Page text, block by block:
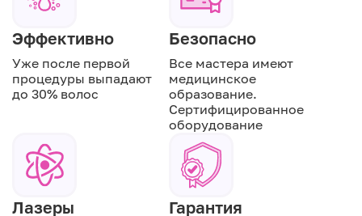
Эффективно
Уже после первой
процедуры выпадают
до 30% волос
Безопасно
Все мастера имеют
медицинское
образование.
Сертифицированное
оборудование
Лазеры
Гарантия